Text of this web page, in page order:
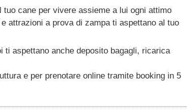
cane per vivere assieme a lui ogni attimo
attrazioni a prova di zampa ti aspettano al tuo
aspettano anche deposito bagagli, ricarica
e per prenotare online tramite booking in 5